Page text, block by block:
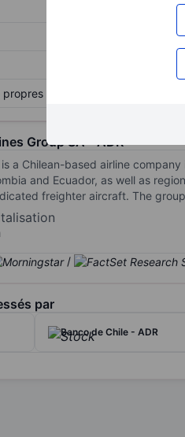
propres
Group SA - ADR
is a Chilean-based airline
and Ecuador, as well as
freighter aircraft. The
/
par
Banco de Chile - ADR